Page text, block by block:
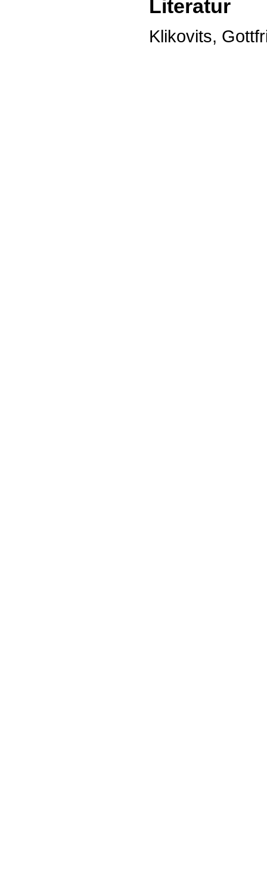
Literatur
Klikovits,